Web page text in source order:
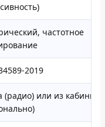
частотное
2019
(радио) или из кабины